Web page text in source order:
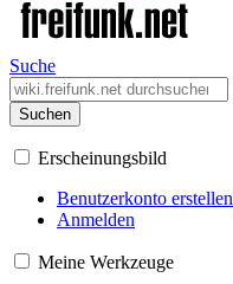
Suche
Suchen
Erscheinungsbild
Benutzerkonto erstellen
Anmelden
Meine Werkzeuge